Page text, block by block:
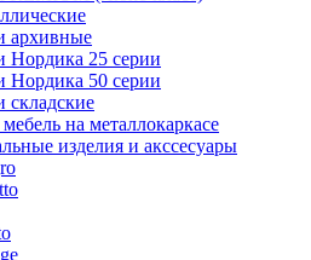
архивные
Нордика 25 серии
Нордика 50 серии
складские
на металлокаркасе
изделия и акссесуары